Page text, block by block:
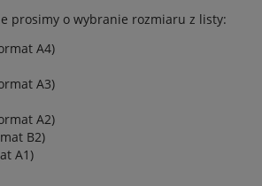
prosimy o wybranie rozmiaru z listy:
A4)
A3)
A2)
B2)
A1)